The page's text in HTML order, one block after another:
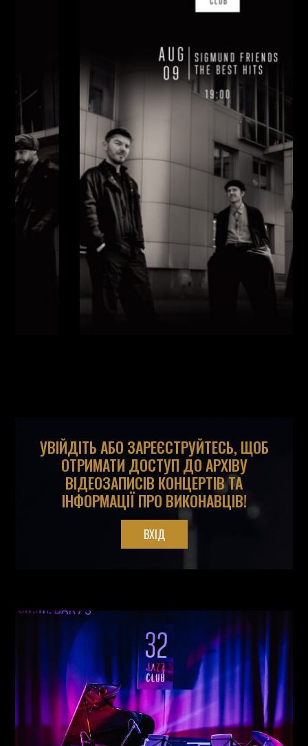
НЕДІЛЯ, 09 СЕРПНЯ
Виконавці: Павло Литвиненко Рояль,) /Денис
Дудко
Бас,) /Олександр Люлякін Барабани,) /
УВІЙДІТЬ АБО ЗАРЕЄСТРУЙТЕСЬ, ЩОБ
ОТРИМАТИ ДОСТУП ДО АРХІВУ
ВІДЕОЗАПИСІВ КОНЦЕРТІВ ТА
ІНФОРМАЦІЇ ПРО ВИКОНАВЦІВ!
ВХІД